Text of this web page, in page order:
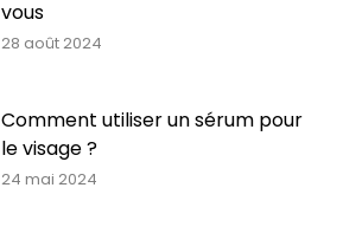
vous
28 août 2024
Comment utiliser un sérum pour
le visage ?
24 mai 2024